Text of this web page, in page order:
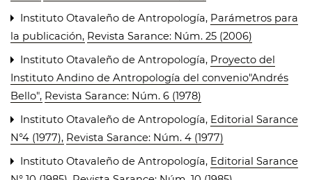
Instituto Otavaleño de Antropología, Parámetros para
la publicación, Revista Sarance: Núm. 25 (2006)
Instituto Otavaleño de Antropología, Proyecto del
Instituto Andino de Antropología del convenio"Andrés
Bello", Revista Sarance: Núm. 6 (1978)
Instituto Otavaleño de Antropología, Editorial Sarance
N°4 (1977), Revista Sarance: Núm. 4 (1977)
Instituto Otavaleño de Antropología, Editorial Sarance